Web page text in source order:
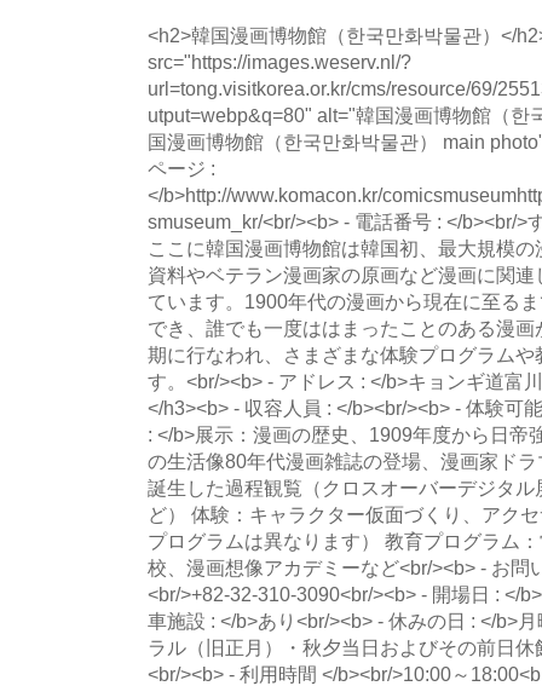
<h2>韓国漫画博物館（한국만화박물관）</
src="https://images.weserv.nl/?
url=tong.visitkorea.or.kr/cms/resource/69/
utput=webp&q=80" alt="韓国漫画博物館（한
国漫画博物館（한국만화박물관） main
ページ :
</b>http://www.komacon.kr/
smuseum_kr/<br/><b> - 電話番号 : </b><br/>
ここに韓国漫画博物館は韓国初、最大規模
資料やベテラン漫画家の原画など漫画に関
ています。1900年代の漫画から現在に至る
でき、誰でも一度ははまったことのある漫
期に行なわれ、さまざまな体験プログラム
す。<br/><b> - アドレス : </b>キョンギ道富
</h3><b> - 収容人員 : </b><br/><b> - 体験可
: </b>展示：漫画の歴史、1909年度から日帝
の生活像80年代漫画雑誌の登場、漫画家ド
誕生した過程観覧（クロスオーバーデジタ
ど） 体験：キャラクター仮面づくり、アク
プログラムは異なります） 教育プログラム
校、漫画想像アカデミーなど<br/><b> - お問
<br/>+82-32-310-3090<br/><b> - 開場日 : </
車施設 : </b>あり<br/><b> - 休みの日 : </b>
ラル（旧正月）・秋夕当日およびその前日休
<br/><b> - 利用時間 </b><br/>10:00～